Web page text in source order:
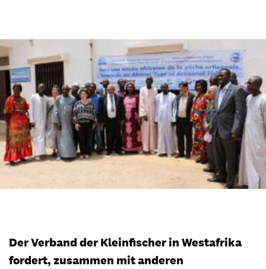
Der Verband der Kleinfischer in Westafrika
fordert, zusammen mit anderen